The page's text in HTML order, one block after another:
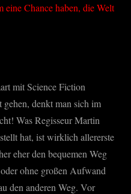
eine Chance haben, die Welt
mit Science Fiction
denkt man sich im
Was Regisseur Martin
hat, ist wirklich allererste
eher den bequemen Weg
ohne großen Aufwand
den anderen Weg. Vor